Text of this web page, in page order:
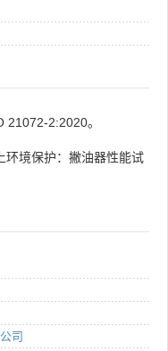
21072-2:2020。
环境保护：撇油器性能试
司